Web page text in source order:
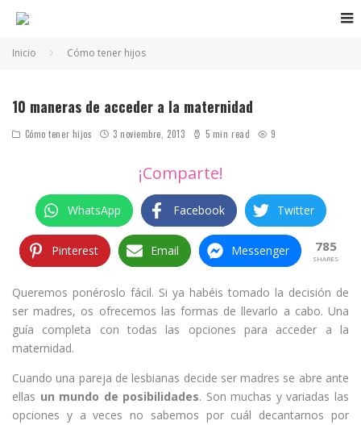
Inicio Cómo tener hijos
10 maneras de acceder a la maternidad
Cómo tener hijos 3 noviembre, 2013 5 min read 9
¡Comparte!
WhatsApp Facebook Twitter
Pinterest Email Messenger 785
SHARES
Queremos ponéroslo fácil. Si ya habéis tomado la decisión de
ser madres, os ofrecemos las formas de llevarlo a cabo. Una
guía completa con todas las opciones para acceder a la
maternidad.
Cuando una pareja de lesbianas decide ser madres se abre ante
ellas un mundo de posibilidades. Son muchas y variadas las
opciones y a veces no sabemos por cuál decantarnos por